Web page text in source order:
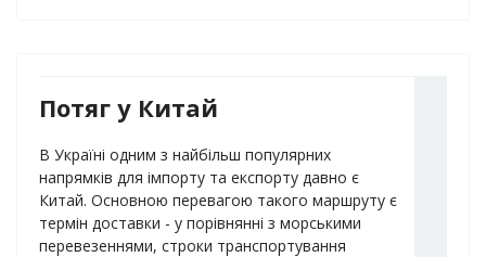
Потяг у Китай
В Україні одним з найбільш популярних
напрямків для імпорту та експорту давно є
Китай. Основною перевагою такого маршруту є
термін доставки - у порівнянні з морськими
перевезеннями, строки транспортування